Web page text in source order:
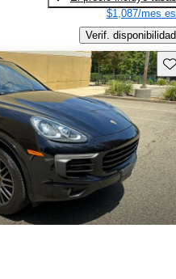
$1,087/mes
Verif. disponibilidad